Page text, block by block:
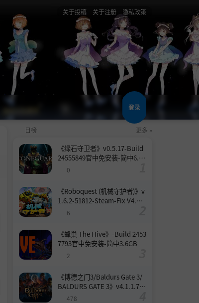
关于投稿 关于注册 隐私政策
登录
日榜 更多 »
《绿石守卫者》v0.5.17-Build
24555849官中免安装-简中6.6
0
《Roboquest (机械守护者)》v
1.6.2-51812-Steam-Fix V4.联
机版官中简体
6
《蜂巢 The Hive》-Build 2453
7793官中免安装-简中3.6GB
2
《博德之门3/Baldurs Gate 3/
BALDURS GATE 3》v4.1.1.739
8727-Build 24532579官中免安
478